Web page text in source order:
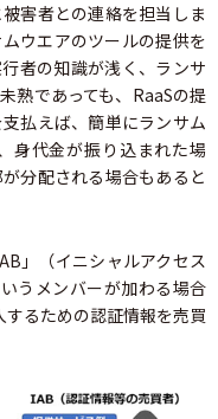
害者との連絡を担当しま
ウエアのツールの提供を
者の知識が浅く、ランサ
熟であっても、RaaSの提
払えば、簡単にランサム
身代金が振り込まれた場
分配される場合もあると
」（イニシャルアクセス
うメンバーが加わる場合
るための認証情報を売買